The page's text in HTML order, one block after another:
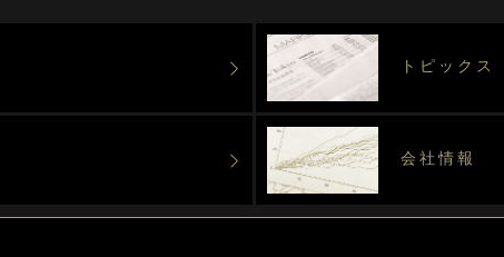
トピックス
会社情報